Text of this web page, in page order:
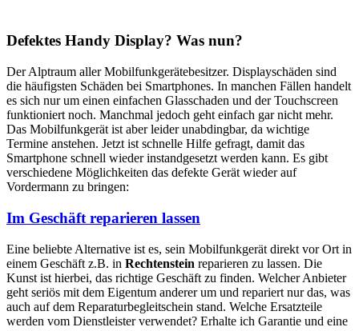
Defektes Handy Display? Was nun?
Der Alptraum aller Mobilfunkgerätebesitzer. Displayschäden sind
die häufigsten Schäden bei Smartphones. In manchen Fällen handelt
es sich nur um einen einfachen Glasschaden und der Touchscreen
funktioniert noch. Manchmal jedoch geht einfach gar nicht mehr.
Das Mobilfunkgerät ist aber leider unabdingbar, da wichtige
Termine anstehen. Jetzt ist schnelle Hilfe gefragt, damit das
Smartphone schnell wieder instandgesetzt werden kann. Es gibt
verschiedene Möglichkeiten das defekte Gerät wieder auf
Vordermann zu bringen:
Im Geschäft reparieren lassen
Eine beliebte Alternative ist es, sein Mobilfunkgerät direkt vor Ort in
einem Geschäft z.B. in Rechtenstein reparieren zu lassen. Die
Kunst ist hierbei, das richtige Geschäft zu finden. Welcher Anbieter
geht seriös mit dem Eigentum anderer um und repariert nur das, was
auch auf dem Reparaturbegleitschein stand. Welche Ersatzteile
werden vom Dienstleister verwendet? Erhalte ich Garantie und eine